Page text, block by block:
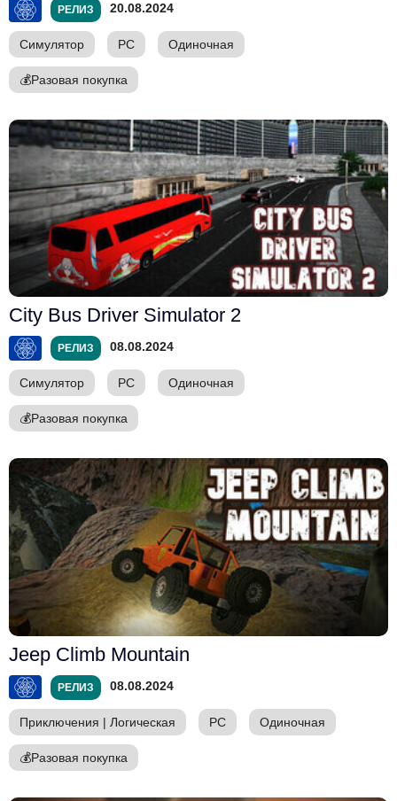
РЕЛИЗ 20.08.2024
Симулятор PC Одиночная
💰Разовая покупка
City Bus Driver Simulator 2
РЕЛИЗ 08.08.2024
Симулятор PC Одиночная
💰Разовая покупка
Jeep Climb Mountain
РЕЛИЗ 08.08.2024
Приключения | Логическая PC Одиночная
💰Разовая покупка